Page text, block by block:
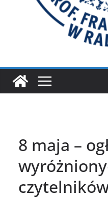
8 maja –